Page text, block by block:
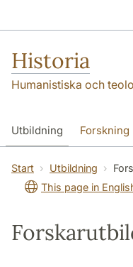
Historia
Humanistiska och
Utbildning Forskning
Om oss
Start Utbildning
This page in